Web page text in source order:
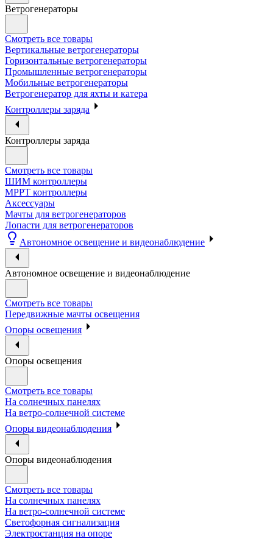
Ветрогенераторы
Смотреть все товары
Вертикальные ветрогенераторы
Горизонтальные ветрогенераторы
Промышленные ветрогенераторы
Мобильные ветрогенераторы
Ветрогенератор для яхты и катера
Контроллеры заряда
Контроллеры заряда
Смотреть все товары
ШИМ контроллеры
МРРТ контроллеры
Аксессуары
Мачты для ветрогенераторов
Лопасти для ветрогенераторов
Автономное освещение и видеонаблюдение
Автономное освещение и видеонаблюдение
Смотреть все товары
Передвижные мачты освещения
Опоры освещения
Опоры освещения
Смотреть все товары
На солнечных панелях
На ветро-солнечной системе
Опоры видеонаблюдения
Опоры видеонаблюдения
Смотреть все товары
На солнечных панелях
На ветро-солнечной системе
Светофорная сигнализация
Электростанция на опоре